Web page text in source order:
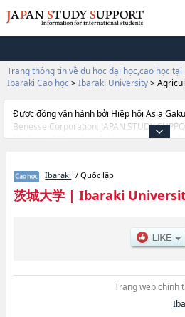
Trang thông tin về du học đại học,cao học tại
Ibaraki Cao học > Ibaraki University>
Được đồng vận hành bởi Hiệp hội Asia
Benesse Corporation, JAPAN STUDY
khoảng 1.300 trường đại học, cao học,
thiết dành cho du học sinh, như là về các
and Social ScienceshoặcGraduate School
school of Science and
lượng trúng tuyển, cở sở trang thiết bị,
Ibaraki / Quốc lập
茨城大学| Ibaraki
Trang web chính